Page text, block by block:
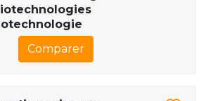
Comparer